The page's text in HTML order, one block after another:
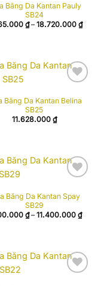
wishlist
Băng Da Kantan Pauly
SB24
₫ – 18.720.000 ₫
giá:
wishlist
Băng Da Kantan Belina
SB25
11.628.000 ₫
wishlist
Băng Da Kantan Spay
SB29
₫ – 11.400.000 ₫
giá: